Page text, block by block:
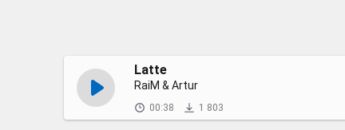
Latte
RaiM & Artur
00:38 1 803